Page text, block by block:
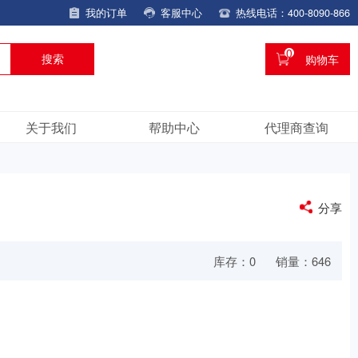
我的订单 客服中心 热线电话：400-8090-866
搜索 0 购物车
关于我们 帮助中心 代理商查询
分享
库存： 0 销量：646